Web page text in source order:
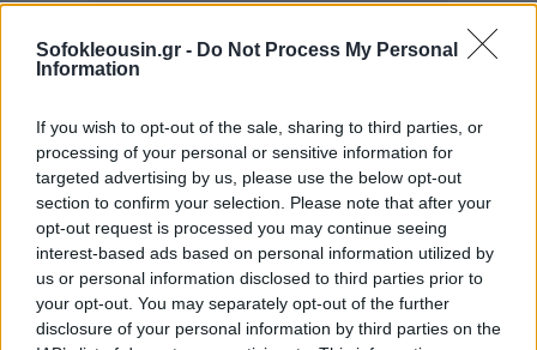
Sofokleousin.gr - Do Not Process My Personal
Information
If you wish to opt-out of the sale, sharing to third parties, or
processing of your personal or sensitive information for
targeted advertising by us, please use the below opt-out
section to confirm your selection. Please note that after your
opt-out request is processed you may continue seeing
interest-based ads based on personal information utilized by
us or personal information disclosed to third parties prior to
your opt-out. You may separately opt-out of the further
disclosure of your personal information by third parties on the